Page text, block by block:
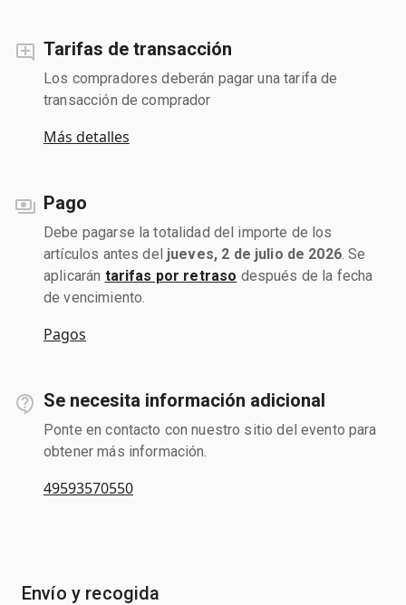
Tarifas de transacción
Los compradores deberán pagar una tarifa de
transacción de comprador
Más detalles
Pago
Debe pagarse la totalidad del importe de los
artículos antes del jueves, 2 de julio de 2026. Se
aplicarán tarifas por retraso después de la fecha
de vencimiento.
Pagos
Se necesita información adicional
Ponte en contacto con nuestro sitio del evento para
obtener más información.
49593570550
Envío y recogida